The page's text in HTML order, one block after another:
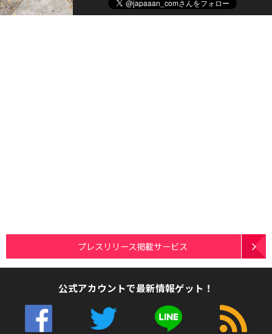
プレスリリース掲載サービス
公式アカウントで最新情報ゲット！